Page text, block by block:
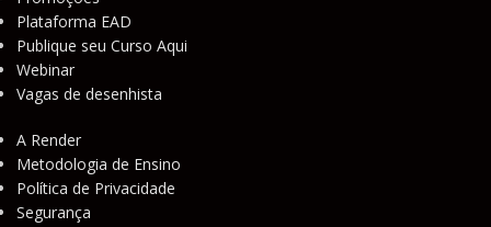
Plataforma EAD
Publique seu Curso Aqui
Webinar
Vagas de desenhista
A Render
Metodologia de Ensino
Política de Privacidade
Segurança